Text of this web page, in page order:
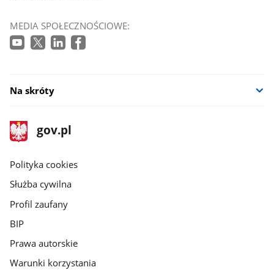
MEDIA SPOŁECZNOŚCIOWE:
Na skróty
stopka
gov.pl
Strona
gov.pl
gov.pl
Polityka cookies
Służba cywilna
Profil zaufany
BIP
Prawa autorskie
Warunki korzystania